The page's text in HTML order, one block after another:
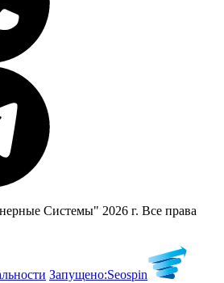
Системы" 2026 г. Все права
Запущено:Seospin